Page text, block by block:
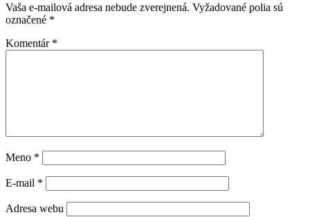
Vaša e-mailová adresa nebude zverejnená. Vyžadované polia sú
označené *
Komentár *
Meno *
E-mail *
Adresa webu